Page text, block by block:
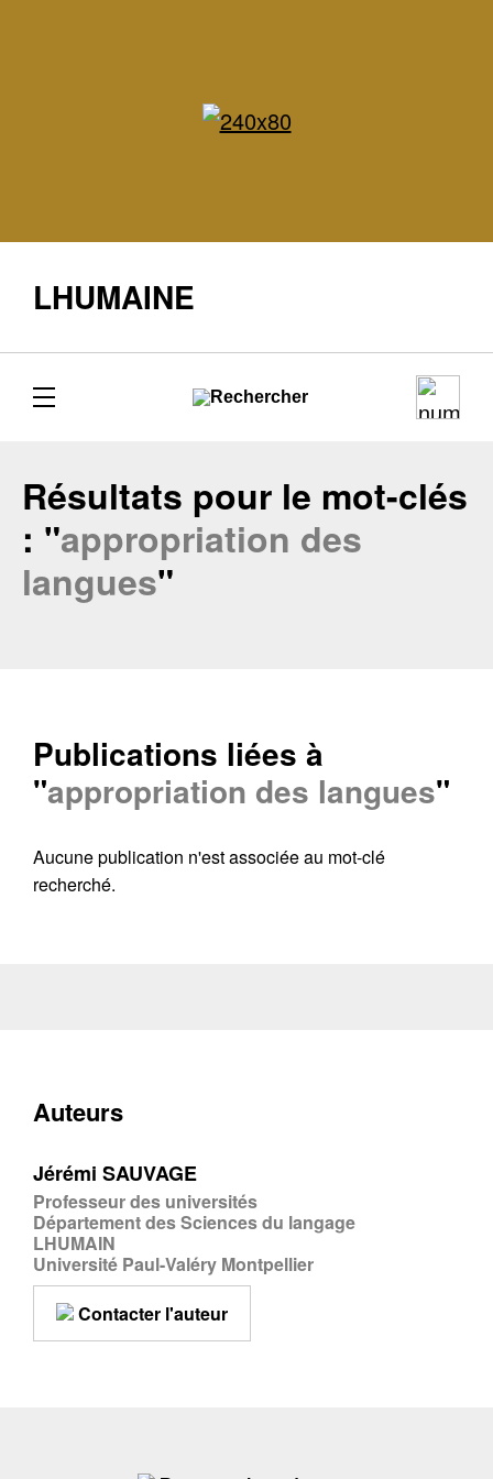
LHUMAINE
Résultats pour le mot-clés
: "appropriation des
langues"
Publications liées à
"appropriation des langues"
Aucune publication n'est associée au mot-clé
recherché.
Auteurs
Jérémi SAUVAGE
Professeur des universités
Département des Sciences du langage
LHUMAIN
Université Paul-Valéry Montpellier
Contacter l'auteur
Contacter Fermer